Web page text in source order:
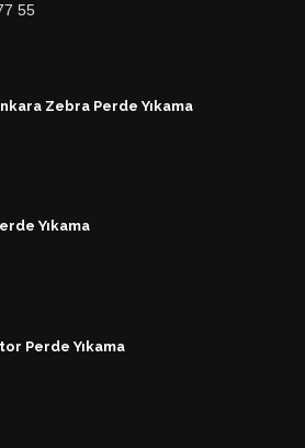
55
Zebra Perde Yıkama
Yıkama
Perde Yıkama